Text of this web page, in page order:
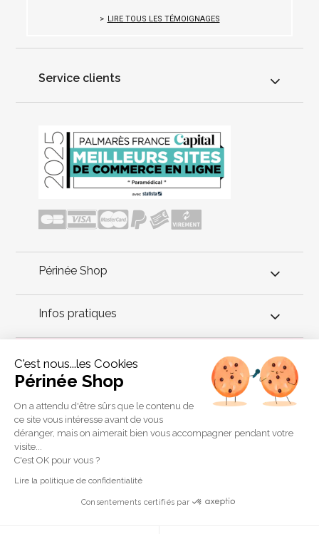
LIRE TOUS LES TÉMOIGNAGES
Service clients
Périnée Shop
Infos pratiques
La méthode Pilates est connue et reconnue pour ses effets
positifs sur le corps. Cette méthode de gymnastique a pour but
de renforcer les muscles affaiblis et de permettre la relaxation
des muscles tendus. Cette méthode est particulièrement
douce.
Copyright 2011 © Périnée Shop
Conditions générales de vente
Mentions légales
C'est nous...les Cookies
Périnée Shop
On a attendu d'être sûrs que le contenu de
ce site vous intéresse avant de vous
déranger, mais on aimerait bien vous accompagner pendant votre
visite...
C'est OK pour vous ?
Lire la politique de confidentialité
Consentements certifiés par